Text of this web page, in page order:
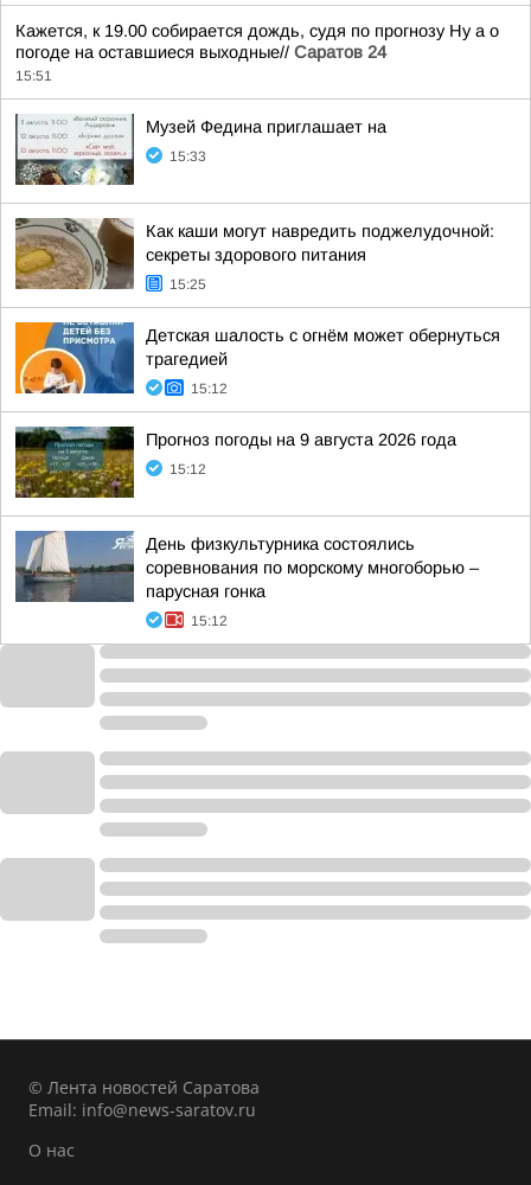
Кажется, к 19.00 собирается дождь, судя по прогнозу Ну а о
погоде на оставшиеся выходные// Саратов 24
15:51
Музей Федина приглашает на
15:33
Как каши могут навредить поджелудочной:
секреты здорового питания
15:25
Детская шалость с огнём может обернуться
трагедией
15:12
Прогноз погоды на 9 августа 2026 года
15:12
День физкультурника состоялись
соревнования по морскому многоборью –
парусная гонка
15:12
© Лента новостей Саратова
Email: info@news-saratov.ru
О нас